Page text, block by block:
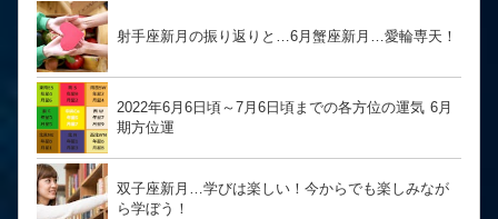
射手座新月の振り返りと…6月蟹座新月…愛輪専天！
2022年6月6日頃～7月6日頃までの各方位の運気 6月
期方位運
双子座新月…学びは楽しい！今からでも楽しみなが
ら学ぼう！